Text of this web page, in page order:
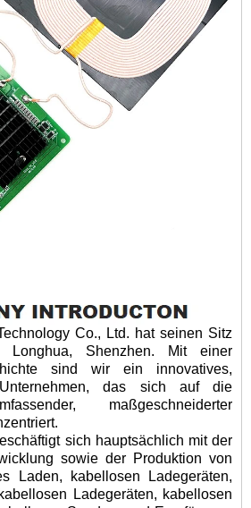
Co., Ltd. hat seinen Sitz
Shenzhen. Mit einer
sind wir ein innovatives,
Unternehmen, das sich auf die
maßgeschneiderter
sich hauptsächlich mit der
sowie der Produktion von
Laden, kabellosen Ladegeräten,
Ladegeräten, kabellosen